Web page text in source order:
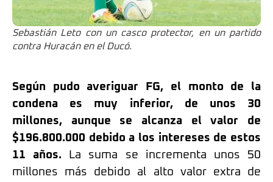
Sebastián Leto con un casco protector, en un partido
contra Huracán en el Ducó.
Según pudo averiguar FG, el monto de la
condena es muy inferior, de unos 30
millones, aunque se alcanza el valor de
$196.800.000 debido a los intereses de estos
11 años. La suma se incrementa unos 50
millones más debido al alto valor extra de